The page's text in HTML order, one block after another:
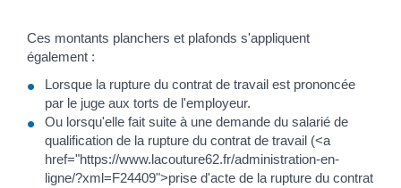
Ces montants planchers et plafonds s'appliquent
également :
Lorsque la rupture du contrat de travail est prononcée
par le juge aux torts de l'employeur.
Ou lorsqu'elle fait suite à une demande du salarié de
qualification de la rupture du contrat de travail (<a
href="https://www.lacouture62.fr/administration-en-
ligne/?xml=F24409">prise d'acte de la rupture du contrat